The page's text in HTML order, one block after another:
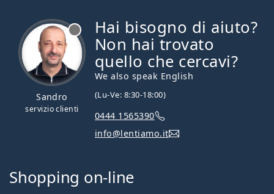
Sandro
servizio clienti
Hai bisogno di aiuto?
Non hai trovato
quello che cercavi?
We also speak English
(Lu-Ve: 8:30-18:00)
0444 1565390
info@lentiamo.it
Shopping on-line